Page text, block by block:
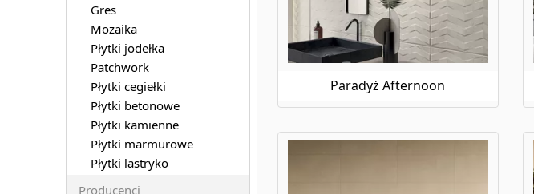
Paradyż płytki drewnopodobne
Chcesz wprowadzić do swojej łazienki ciepło i
doskonałe rozwiązanie! W ofercie e-
Złote płytki Paradyż
różnych odcieniach złota, które pozwolą Ci
Paradyż Afternoon
Gres
Mozaika
Płytki jodełka
Patchwork
Płytki cegiełki
Płytki betonowe
Płytki kamienne
Płytki marmurowe
Płytki lastryko
Producenci